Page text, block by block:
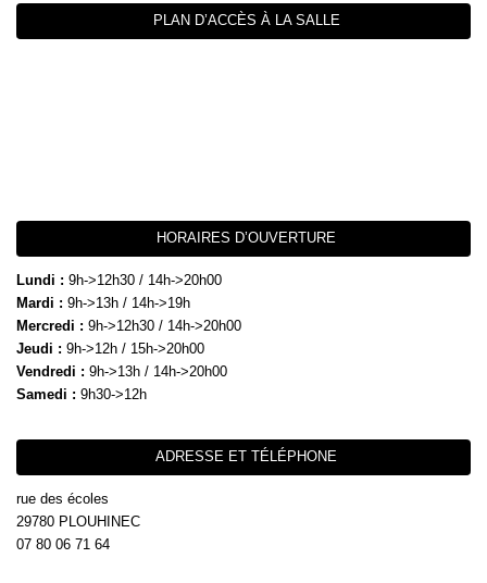
PLAN D’ACCÈS À LA SALLE
HORAIRES D’OUVERTURE
Lundi : 9h->12h30 / 14h->20h00
Mardi : 9h->13h / 14h->19h
Mercredi : 9h->12h30 / 14h->20h00
Jeudi : 9h->12h / 15h->20h00
Vendredi : 9h->13h / 14h->20h00
Samedi : 9h30->12h
ADRESSE ET TÉLÉPHONE
rue des écoles
29780 PLOUHINEC
07 80 06 71 64